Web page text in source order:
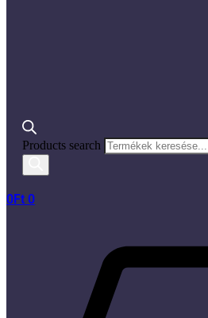
Products search
0Ft 0